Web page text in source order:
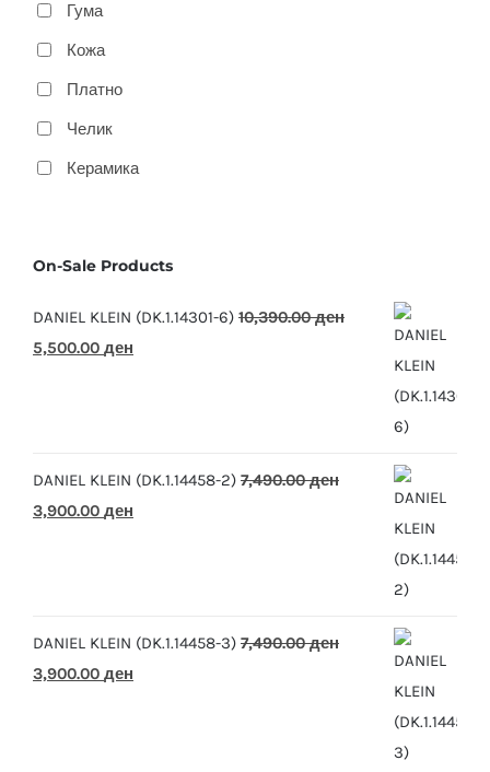
Гума
Кожа
Платно
Челик
Керамика
On-Sale Products
DANIEL KLEIN (DK.1.14301-6) 10,390.00ден
Original
5,500.00 ден
DANIEL KLEIN (DK.1.14458-2) 7,490.00ден
Original
3,900.00 ден
DANIEL KLEIN (DK.1.14458-3) 7,490.00ден
Original
3,900.00 ден